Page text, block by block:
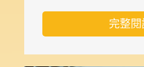
完整